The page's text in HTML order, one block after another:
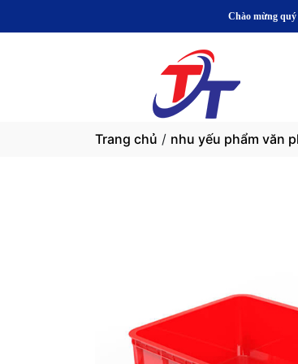
Chào mừng quý khách
Trang chủ / nhu yếu phẩm văn